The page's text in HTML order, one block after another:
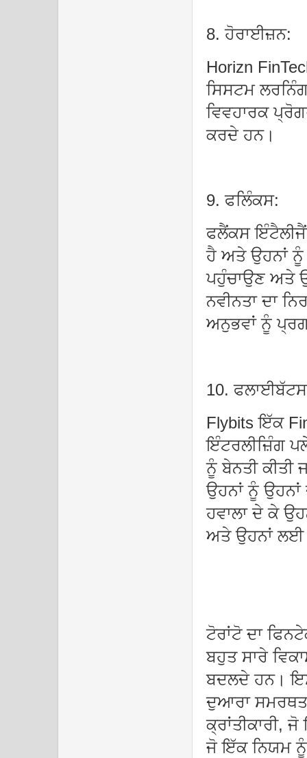
8. ਹੋਰਾਈਜ਼ਨ:
Horizn
ਸਿਸਟਮ
ਵਿਵਹਾਰਕ
ਕਰਦੇ ਹਨ।
9. ਫਲਿੰਕਸ:
ਫਲੈਂਕਸ
ਹੈ ਅਤੇ ਉਹਨਾਂ
ਪਹੁੰਚਾਉਣ ਅਤੇ
ਨਵੀਨਤਾ ਦਾ
ਅਨੁਭਵਾਂ ਨੂੰ
10.
Flybits ਇੱਕ
ਇੰਟਰਲੀਜ਼ਿੰਗ
ਨੂੰ ਬੇਨਤੀ ਕੀਤੀ
ਉਹਨਾਂ ਨੂੰ ਉਹਨਾਂ
ਹਵਾਲਾ ਦੇ ਕੇ
ਅਤੇ ਉਹਨਾਂ
ਟੋਰਾਂਟੋ ਦਾ
ਬਹੁਤ ਸਾਰੇ
ਬਦਲਦੇ ਹਨ।
ਦੁਆਰਾ
ਕ੍ਰਾਂਤੀਕਾਰੀ,
ਜੋ ਇੱਕ ਨਿਯਮ